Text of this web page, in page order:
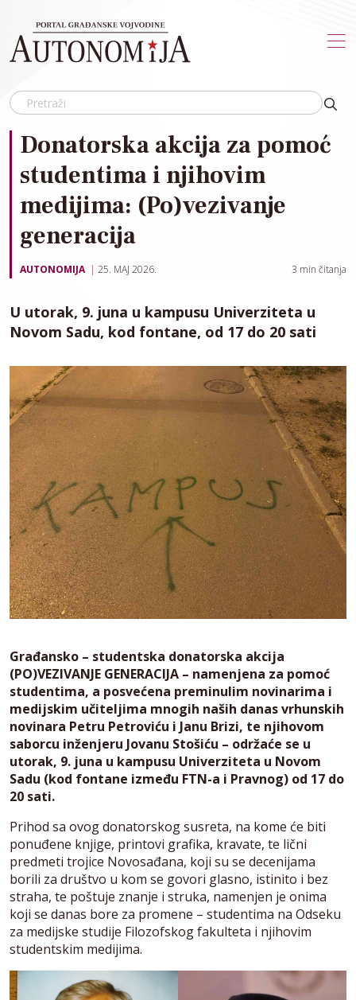
Donatorska akcija za pomoć
studentima i njihovim
medijima: (Po)vezivanje
generacija
AUTONOMIJA 25. MAJ 2026. 3 min čitanja
U utorak, 9. juna u kampusu Univerziteta u
Novom Sadu, kod fontane, od 17 do 20 sati
Građansko – studentska donatorska akcija
(PO)VEZIVANJE GENERACIJA – namenjena za pomoć
studentima, a posvećena preminulim novinarima i
medijskim učiteljima mnogih naših danas vrhunskih
novinara Petru Petroviću i Janu Brizi, te njihovom
saborcu inženjeru Jovanu Stošiću – održaće se u
utorak, 9. juna u kampusu Univerziteta u Novom
Sadu (kod fontane između FTN-a i Pravnog) od 17 do
20 sati.
Prihod sa ovog donatorskog susreta, na kome će biti
ponuđene knjige, printovi grafika, kravate, te lični
predmeti trojice Novosađana, koji su se decenijama
borili za društvo u kom se govori glasno, istinito i bez
straha, te poštuje znanje i struka, namenjen je onima
koji se danas bore za promene – studentima na Odseku
za medijske studije Filozofskog fakulteta i njihovim
studentskim medijima.